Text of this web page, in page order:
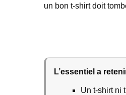
un bon t-shirt doit
L’essentiel a
Un t-shirt ni